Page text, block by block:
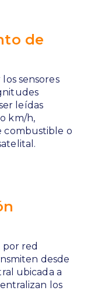
de
sensores
leídas
km/h,
combustible o
por red
desde
ubicada a
los